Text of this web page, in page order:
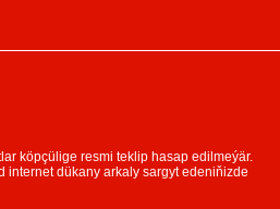
köpçülige resmi teklip hasap edilmeýär.
internet dükany arkaly sargyt edeniňizde